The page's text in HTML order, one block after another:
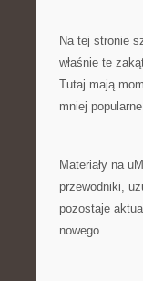
Na tej stronie
właśnie te
Tutaj mają
mniej
Materiały na
przewodniki,
pozostaje
nowego.